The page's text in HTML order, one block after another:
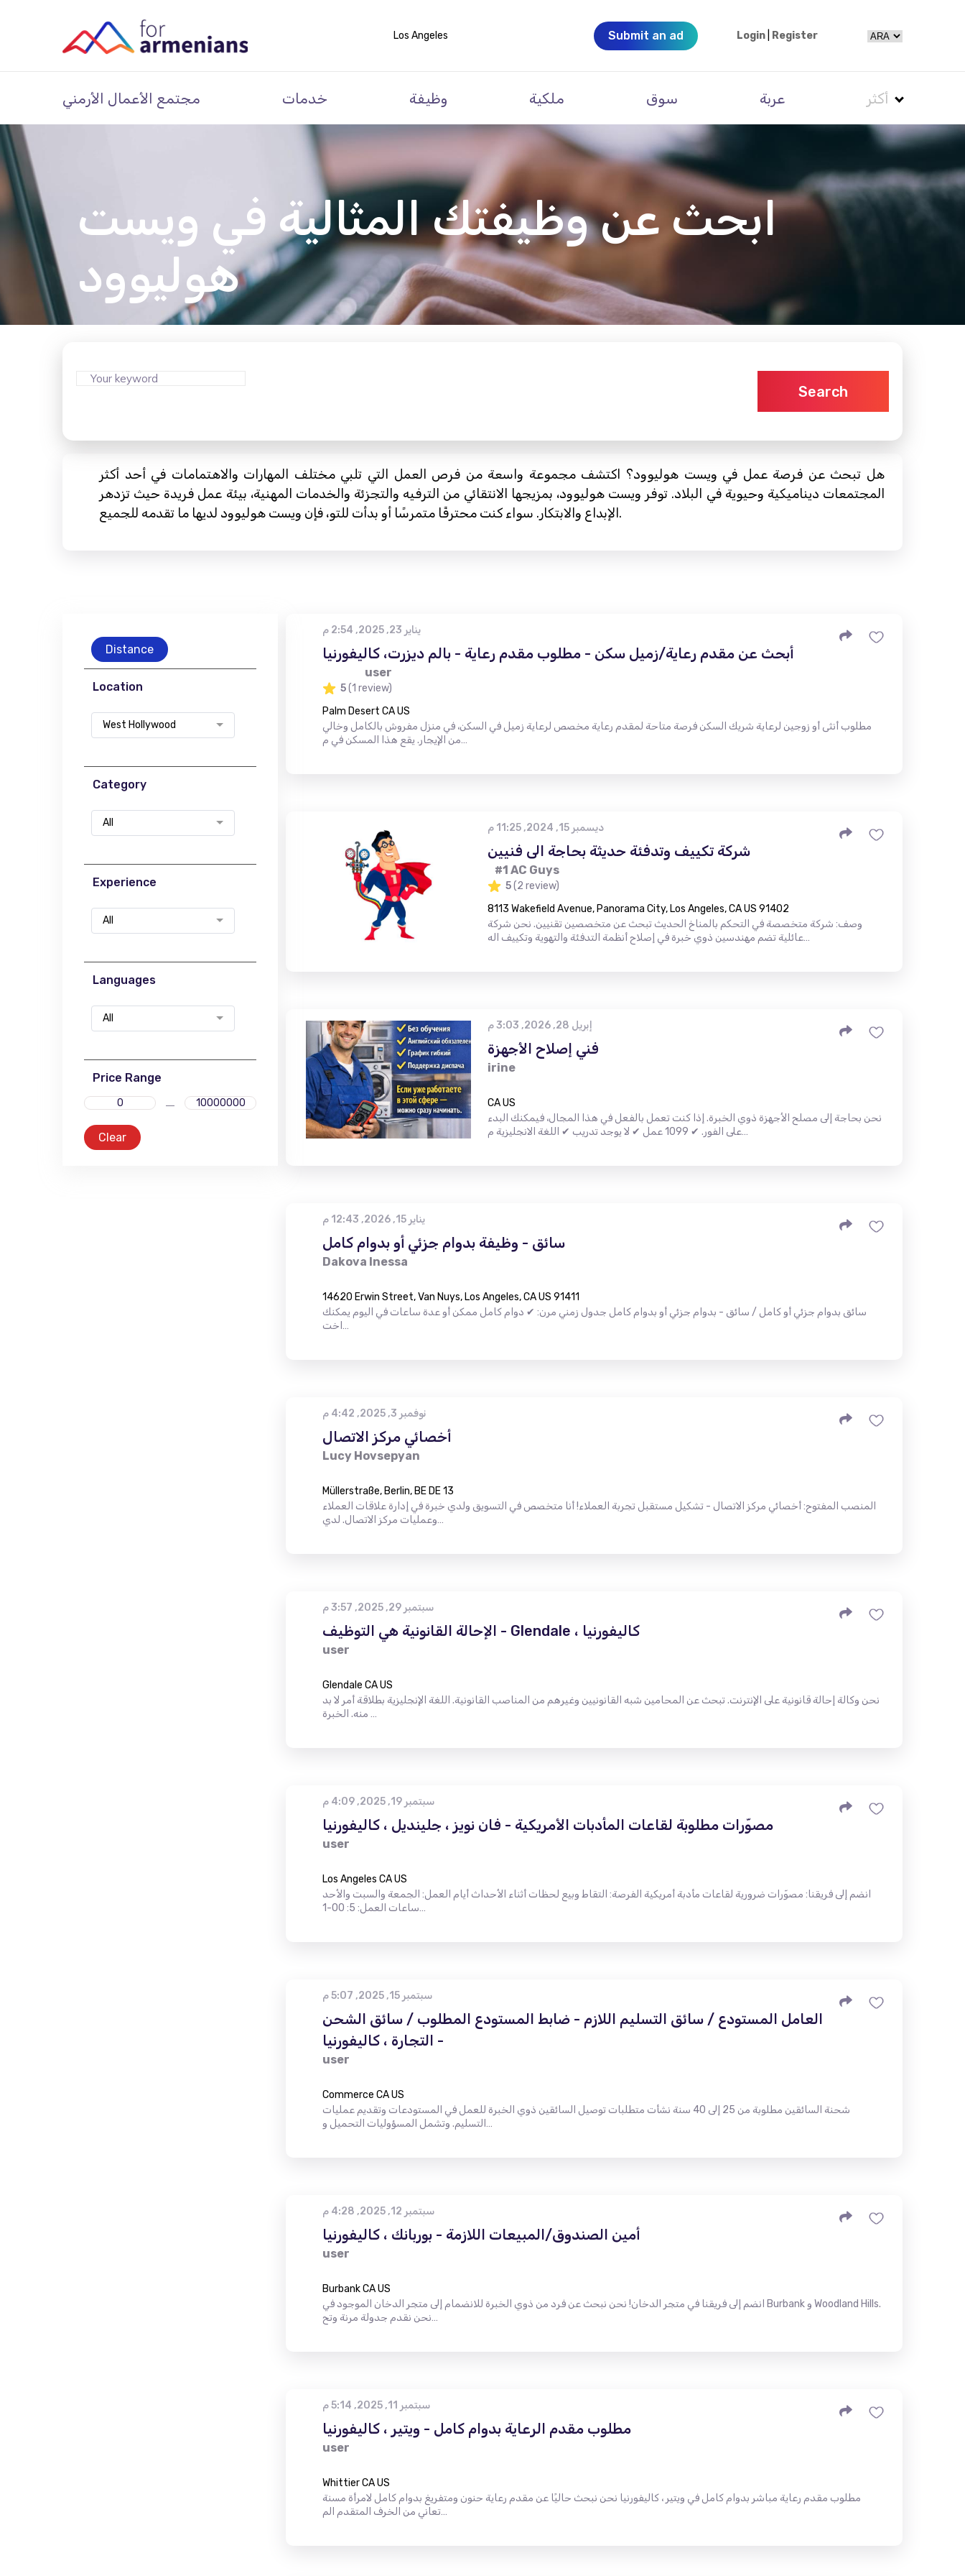
Los Angeles Submit an ad Login Register
مجتمع الأعمال الأرمني خدمات وظيفة ملكية سوق عربة أكثر
ابحث عن وظيفتك المثالية في ويست
هوليوود
Search
هل تبحث عن فرصة عمل في ويست هوليوود؟ اكتشف مجموعة واسعة من فرص العمل التي تلبي مختلف المهارات والاهتمامات في أحد أكثر
المجتمعات ديناميكية وحيوية في البلاد. توفر ويست هوليوود، بمزيجها الانتقائي من الترفيه والتجزئة والخدمات المهنية، بيئة عمل فريدة حيث تزدهر
الإبداع والابتكار. سواء كنت محترفًا متمرسًا أو بدأت للتو، فإن ويست هوليوود لديها ما تقدمه للجميع.
Distance
Location
West Hollywood
Category
All
Experience
All
Languages
All
Price Range
Clear
يناير 23, 2025, 2:54 م
أبحث عن مقدم رعاية/زميل سكن - مطلوب مقدم رعاية - بالم ديزرت، كاليفورنيا
user
5(1 review)
Palm Desert CA US
مطلوب أنثى أو زوجين لرعاية شريك السكن فرصة متاحة لمقدم رعاية مخصص لرعاية زميل في السكن، في منزل مفروش بالكامل وخالي
من الإيجار. يقع هذا المسكن في م…
ديسمبر 15, 2024, 11:25 م
شركة تكييف وتدفئة حديثة بحاجة الى فنيين
#1 AC Guys
5(2 review)
8113 Wakefield Avenue, Panorama City, Los Angeles, CA US 91402
وصف: شركة متخصصة في التحكم بالمناخ الحديث تبحث عن متخصصين تقنيين. نحن شركة
عائلية تضم مهندسين ذوي خبرة في إصلاح أنظمة التدفئة والتهوية وتكييف اله…
إبريل 28, 2026, 3:03 م
فني إصلاح الأجهزة
irine
CA US
نحن بحاجة إلى مصلح الأجهزة ذوي الخبرة. إذا كنت تعمل بالفعل في هذا المجال، فيمكنك البدء
على الفور. ✔ 1099 عمل ✔ لا يوجد تدريب ✔ اللغة الانجليزية م…
يناير 15, 2026, 12:43 م
سائق - وظيفة بدوام جزئي أو بدوام كامل
Dakova Inessa
14620 Erwin Street, Van Nuys, Los Angeles, CA US 91411
سائق بدوام جزئي أو كامل / سائق - بدوام جزئي أو بدوام كامل جدول زمني مرن: ✔ دوام كامل ممكن أو عدة ساعات في اليوم يمكنك
اخت…
نوفمبر 3, 2025, 4:42 م
أخصائي مركز الاتصال
Lucy Hovsepyan
Müllerstraße, Berlin, BE DE 13
المنصب المفتوح: أخصائي مركز الاتصال - تشكيل مستقبل تجربة العملاء! أنا متخصص في التسويق ولدي خبرة في إدارة علاقات العملاء
وعمليات مركز الاتصال. لدي…
سبتمبر 29, 2025, 3:57 م
الإحالة القانونية هي التوظيف - Glendale ، كاليفورنيا
user
Glendale CA US
نحن وكالة إحالة قانونية على الإنترنت. تبحث عن المحامين شبه القانونيين وغيرهم من المناصب القانونية. اللغة الإنجليزية بطلاقة أمر لا بد
منه. الخبرة …
سبتمبر 19, 2025, 4:09 م
مصوّرات مطلوبة لقاعات المأدبات الأمريكية - فان نويز ، جلينديل ، كاليفورنيا
user
Los Angeles CA US
انضم إلى فريقنا: مصوّرات ضرورية لقاعات مأدبة أمريكية الفرصة: التقاط وبيع لحظات أثناء الأحداث أيام العمل: الجمعة والسبت والأحد
ساعات العمل: 5: 00-1…
سبتمبر 15, 2025, 5:07 م
العامل المستودع / سائق التسليم اللازم - ضابط المستودع المطلوب / سائق الشحن
- التجارة ، كاليفورنيا
user
Commerce CA US
شحنة السائقين مطلوبة من 25 إلى 40 سنة نشأت متطلبات توصيل السائقين ذوي الخبرة للعمل في المستودعات وتقديم عمليات
التسليم. وتشمل المسؤوليات التحميل و…
سبتمبر 12, 2025, 4:28 م
أمين الصندوق/المبيعات اللازمة - بوربانك ، كاليفورنيا
user
Burbank CA US
انضم إلى فريقنا في متجر الدخان! نحن نبحث عن فرد من ذوي الخبرة للانضمام إلى متجر الدخان الموجود في Burbank و Woodland Hills.
نحن نقدم جدولة مرنة وتح…
سبتمبر 11, 2025, 5:14 م
مطلوب مقدم الرعاية بدوام كامل - ويتير ، كاليفورنيا
user
Whittier CA US
مطلوب مقدم رعاية مباشر بدوام كامل في ويتير ، كاليفورنيا نحن نبحث حاليًا عن مقدم رعاية حنون ومتفريغ بدوام كامل لامرأة مسنة
تعاني من الخرف المتقدم الم…